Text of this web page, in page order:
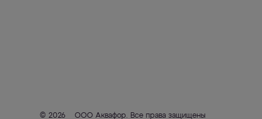
© 2026 ООО Аквафор. Все права защищены